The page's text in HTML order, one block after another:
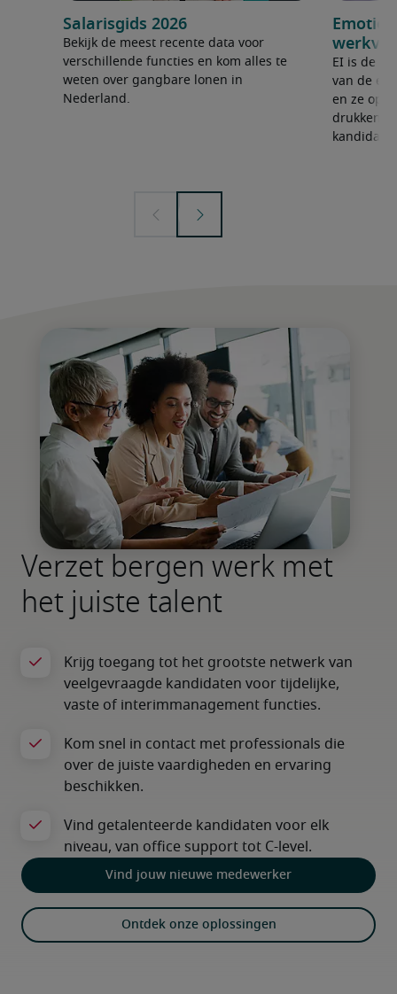
Salarisgids 2026
Bekijk de meest recente data voor
verschillende functies en kom alles te
weten over gangbare lonen in
Nederland.
EI is de
van de
en ze op
drukken.
Verzet bergen werk met
het juiste talent
Vind jouw nieuwe medewerker
Ontdek onze oplossingen